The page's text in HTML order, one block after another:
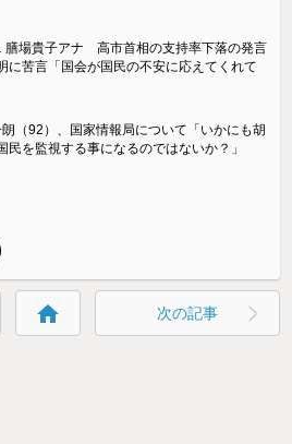
膳場貴子アナ 高市首相の支持率下落の発言
に苦言「国会が国民の不安に応えてくれて
朗（92）、国家情報局について「いかにも胡
民を監視する事になるのではないか？」
home 次の記事